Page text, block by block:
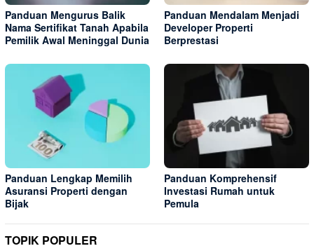
Panduan Mengurus Balik
Nama Sertifikat Tanah Apabila
Pemilik Awal Meninggal Dunia
Panduan Mendalam Menjadi
Developer Properti
Berprestasi
Panduan Lengkap Memilih
Asuransi Properti dengan
Bijak
Panduan Komprehensif
Investasi Rumah untuk
Pemula
TOPIK POPULER